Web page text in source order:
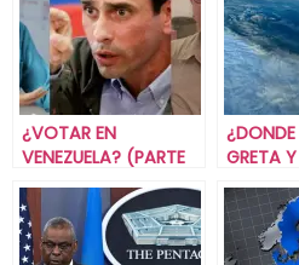
¿VOTAR EN
VENEZUELA? (PARTE
UNO).
¿DONDE
GRETA